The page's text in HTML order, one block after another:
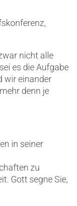
nicht alle
es die Aufgabe
wir einander
denn je
in seiner
zu
Gott segne Sie,